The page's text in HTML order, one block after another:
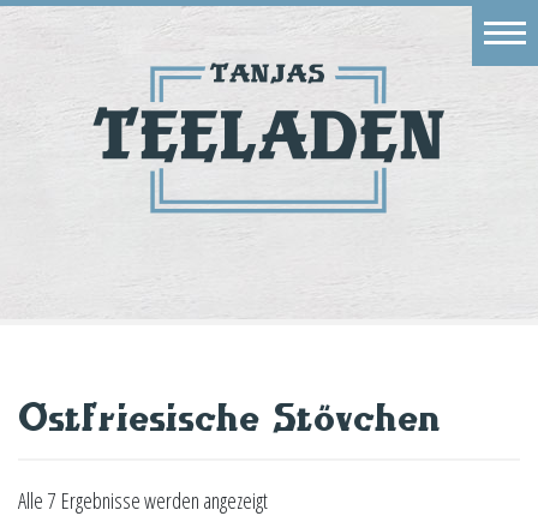
Ostfriesische Stövchen
Alle 7 Ergebnisse werden angezeigt
Geschäft